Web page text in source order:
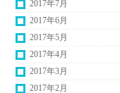
2017年7月
2017年6月
2017年5月
2017年4月
2017年3月
2017年2月